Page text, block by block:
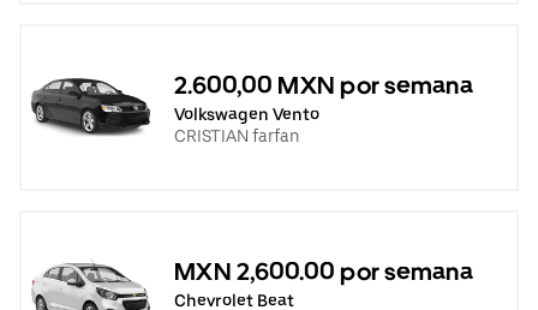
2.600,00 MXN por semana
Volkswagen Vento
CRISTIAN farfan
MXN 2,600.00 por semana
Chevrolet Beat